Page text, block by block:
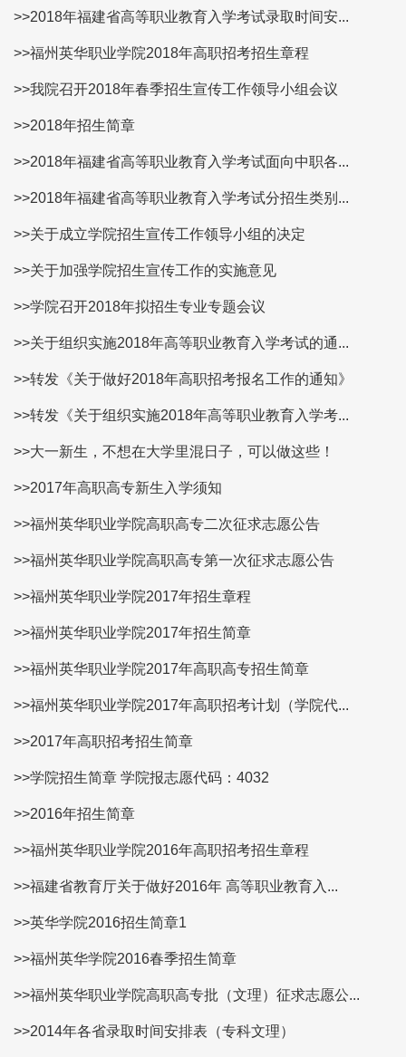
>>2018年福建省高等职业教育入学考试录取时间安...
>>福州英华职业学院2018年高职招考招生章程
>>我院召开2018年春季招生宣传工作领导小组会议
>>2018年招生简章
>>2018年福建省高等职业教育入学考试面向中职各...
>>2018年福建省高等职业教育入学考试分招生类别...
>>关于成立学院招生宣传工作领导小组的决定
>>关于加强学院招生宣传工作的实施意见
>>学院召开2018年拟招生专业专题会议
>>关于组织实施2018年高等职业教育入学考试的通...
>>转发《关于做好2018年高职招考报名工作的通知》
>>转发《关于组织实施2018年高等职业教育入学考...
>>大一新生，不想在大学里混日子，可以做这些！
>>2017年高职高专新生入学须知
>>福州英华职业学院高职高专二次征求志愿公告
>>福州英华职业学院高职高专第一次征求志愿公告
>>福州英华职业学院2017年招生章程
>>福州英华职业学院2017年招生简章
>>福州英华职业学院2017年高职高专招生简章
>>福州英华职业学院2017年高职招考计划（学院代...
>>2017年高职招考招生简章
>>学院招生简章 学院报志愿代码：4032
>>2016年招生简章
>>福州英华职业学院2016年高职招考招生章程
>>福建省教育厅关于做好2016年 高等职业教育入...
>>英华学院2016招生简章1
>>福州英华学院2016春季招生简章
>>福州英华职业学院高职高专批（文理）征求志愿公...
>>2014年各省录取时间安排表（专科文理）